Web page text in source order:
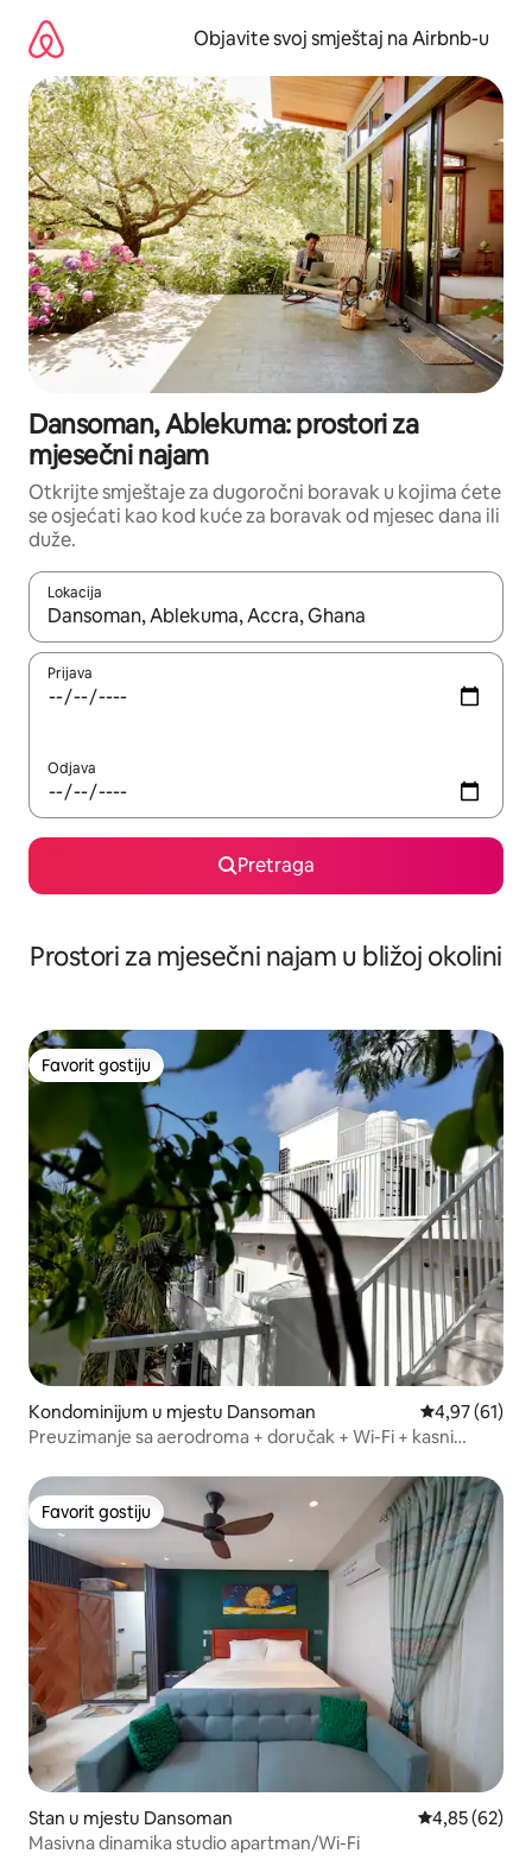
sadržaj
Objavite svoj smještaj na Airbnb-u
Dansoman, Ablekuma: prostori za
mjesečni najam
Otkrijte smještaje za dugoročni boravak u kojima ćete
se osjećati kao kod kuće za boravak od mjesec dana ili
duže.
Lokacija
Kad su rezultati dostupni, možete da se krećete kroz njih
Prijava
Odjava
Pretraga
Prostori za mjesečni najam u bližoj okolini
Favorit gostiju
Favorit gostiju
Kondominijum u mjestu Dansoman prosječna
4,97 (61)
Preuzimanje sa aerodroma + doručak + Wi-Fi + kasni
Favorit gostiju
Favorit gostiju
Stan u mjestu Dansoman prosječna
4,85 (62)
Masivna dinamika studio apartman/Wi-Fi